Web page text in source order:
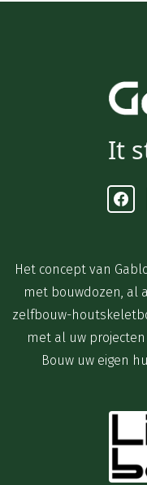
It
Het concept van
met bouwdozen, al
zelfbouw-
met al uw
Bouw uw eigen